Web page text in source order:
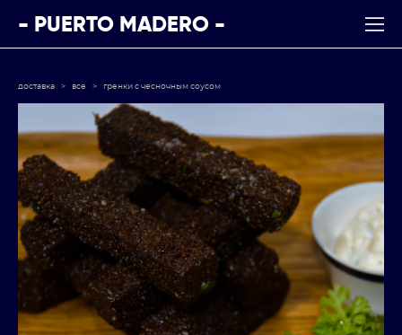
- PUERTO MADERO -
доставка > все > гренки с чесночным соусом